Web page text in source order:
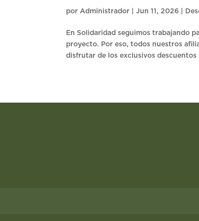
por Administrador |Jun 11, 2026
En Solidaridad seguimos trabajando
proyecto. Por eso, todos nuestros
disfrutar de los exclusivos descuentos